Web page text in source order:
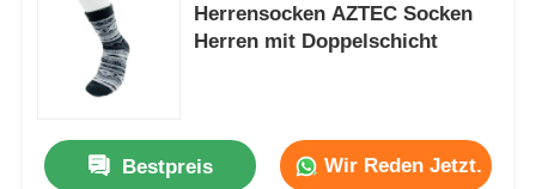
Herrensocken AZTEC Socken
Herren mit Doppelschicht
Bestpreis Wir Reden Jetzt.